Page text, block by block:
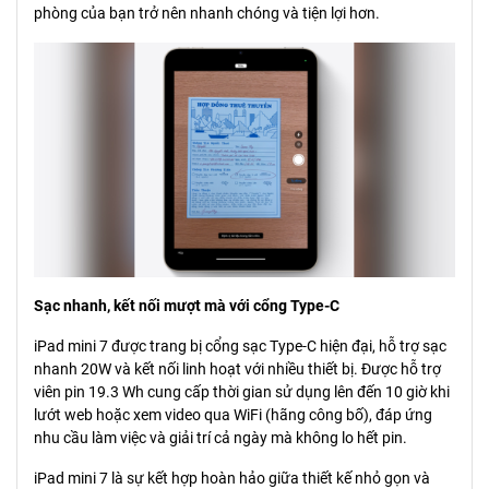
phòng của bạn trở nên nhanh chóng và tiện lợi hơn.
Sạc nhanh, kết nối mượt mà với cổng Type-C
iPad mini 7 được trang bị cổng sạc Type-C hiện đại, hỗ trợ sạc
nhanh 20W và kết nối linh hoạt với nhiều thiết bị. Được hỗ trợ
viên pin 19.3 Wh cung cấp thời gian sử dụng lên đến 10 giờ khi
lướt web hoặc xem video qua WiFi (hãng công bố), đáp ứng
nhu cầu làm việc và giải trí cả ngày mà không lo hết pin.
iPad mini 7 là sự kết hợp hoàn hảo giữa thiết kế nhỏ gọn và